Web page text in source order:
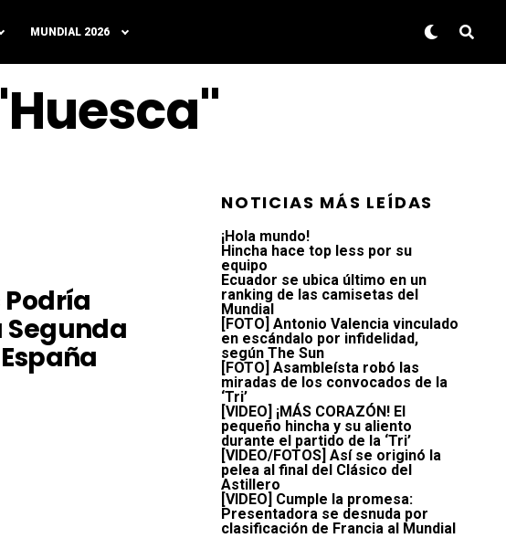
MUNDIAL 2026
Segunda
NOTICIAS MÁS LEÍDAS
¡Hola mundo!
Hincha hace top less por su
equipo
Ecuador se ubica último en un
ranking de las camisetas del
Mundial
[FOTO] Antonio Valencia vinculado
en escándalo por infidelidad,
según The Sun
[FOTO] Asambleísta robó las
miradas de los convocados de la
‘Tri’
[VIDEO] ¡MÁS CORAZÓN! El
pequeño hincha y su aliento
durante el partido de la ‘Tri’
[VIDEO/FOTOS] Así se originó la
pelea al final del Clásico del
Astillero
[VIDEO] Cumple la promesa:
Presentadora se desnuda por
clasificación de Francia al Mundial